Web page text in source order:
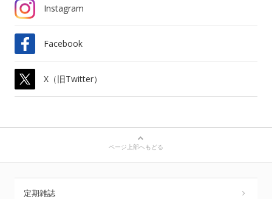
Instagram
Facebook
X（旧Twitter）
ページ上部へもどる
定期雑誌